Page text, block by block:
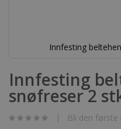
Innfesting
til
begynnelsen
av
bildegalleri
Innfesting
snøfreser 2
Bli den